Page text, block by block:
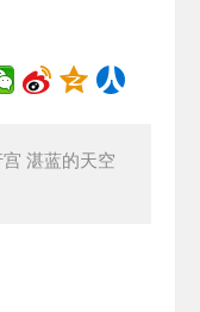
湛蓝的天空